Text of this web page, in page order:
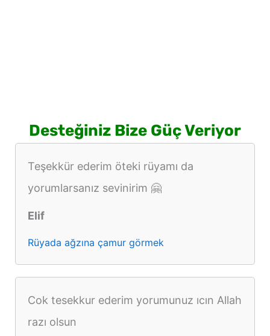
Desteğiniz Bize Güç Veriyor
Teşekkür ederim öteki rüyamı da
yorumlarsanız sevinirim 🤗
Elif
Rüyada ağzına çamur görmek
Cok tesekkur ederim yorumunuz ıcın Allah
razı olsun